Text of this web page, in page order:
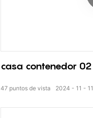
casa contenedor 02
2024 11 11
47 puntos de vista